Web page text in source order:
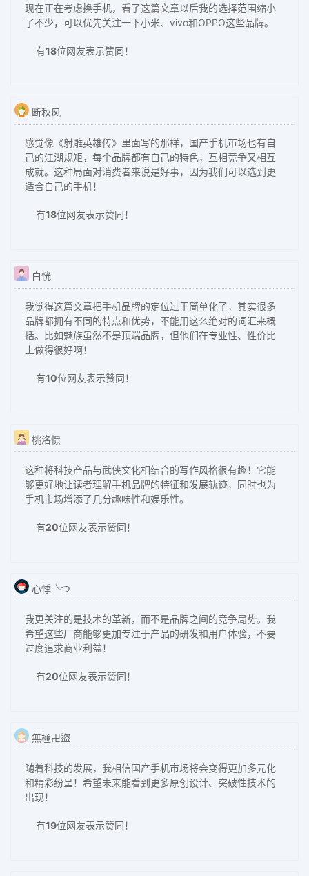
现在正在考虑换手机，看了这篇文章以后我的选择范围缩小
了不少，可以优先关注一下小米、vivo和OPPO这些品牌。
有18位网友表示赞同！
断秋风
感觉像《射雕英雄传》里面写的那样，国产手机市场也有自
己的江湖规矩，每个品牌都有自己的特色，互相竞争又相互
成就。这种局面对消费者来说是好事，因为我们可以选到更
适合自己的手机！
有18位网友表示赞同！
白恍
我觉得这篇文章把手机品牌的定位过于简单化了，其实很多
品牌都拥有不同的特点和优势，不能用这么绝对的词汇来概
括。比如魅族虽然不是顶端品牌，但他们在专业性、性价比
上做得很好啊！
有10位网友表示赞同！
桃洛憬
这种将科技产品与武侠文化相结合的写作风格很有趣！它能
够更好地让读者理解手机品牌的特征和发展轨迹，同时也为
手机市场增添了几分趣味性和娱乐性。
有20位网友表示赞同！
心悸╰つ
我更关注的是技术的革新，而不是品牌之间的竞争局势。我
希望这些厂商能够更加专注于产品的研发和用户体验，不要
过度追求商业利益！
有20位网友表示赞同！
無極卍盜
随着科技的发展，我相信国产手机市场将会变得更加多元化
和精彩纷呈！希望未来能看到更多原创设计、突破性技术的
出现！
有19位网友表示赞同！